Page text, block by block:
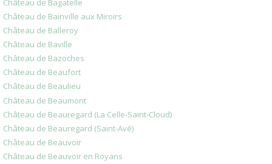
Château de Bagatelle
Château de Bainville aux Miroirs
Château de Balleroy
Château de Baville
Château de Bazoches
Château de Beaufort
Château de Beaulieu
Château de Beaumont
Château de Beauregard (La Celle-Saint-Cloud)
Château de Beauregard (Saint-Avé)
Château de Beauvoir
Château de Beauvoir en Royans